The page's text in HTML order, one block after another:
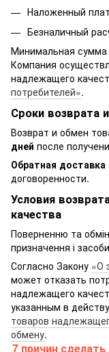
Наложенный
Безналичный
Минимальная сумма
Компания
надлежащего
потребителей».
Сроки возврата
Возврат и обмен
дней после
Обратная доставка
договоренности.
Условия
качества
Поверненню та
призначення і
Согласно Закону «О
может отказать
надлежащего
указанным в
товаров
обмену.
7 причин